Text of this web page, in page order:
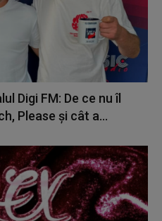
Digi FM: De ce nu îl
Please și cât a...